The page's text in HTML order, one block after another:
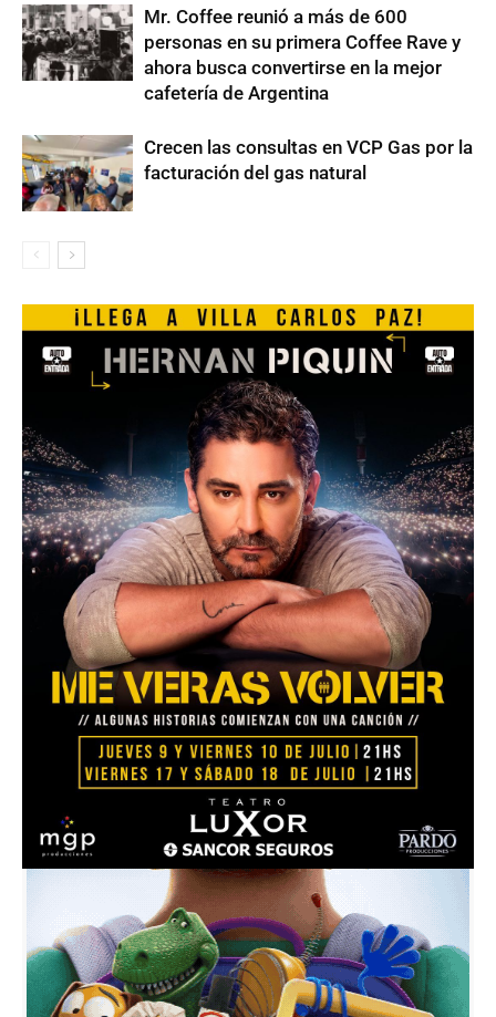
Mr. Coffee reunió a más de 600
personas en su primera Coffee Rave y
ahora busca convertirse en la mejor
cafetería de Argentina
Crecen las consultas en VCP Gas por la
facturación del gas natural